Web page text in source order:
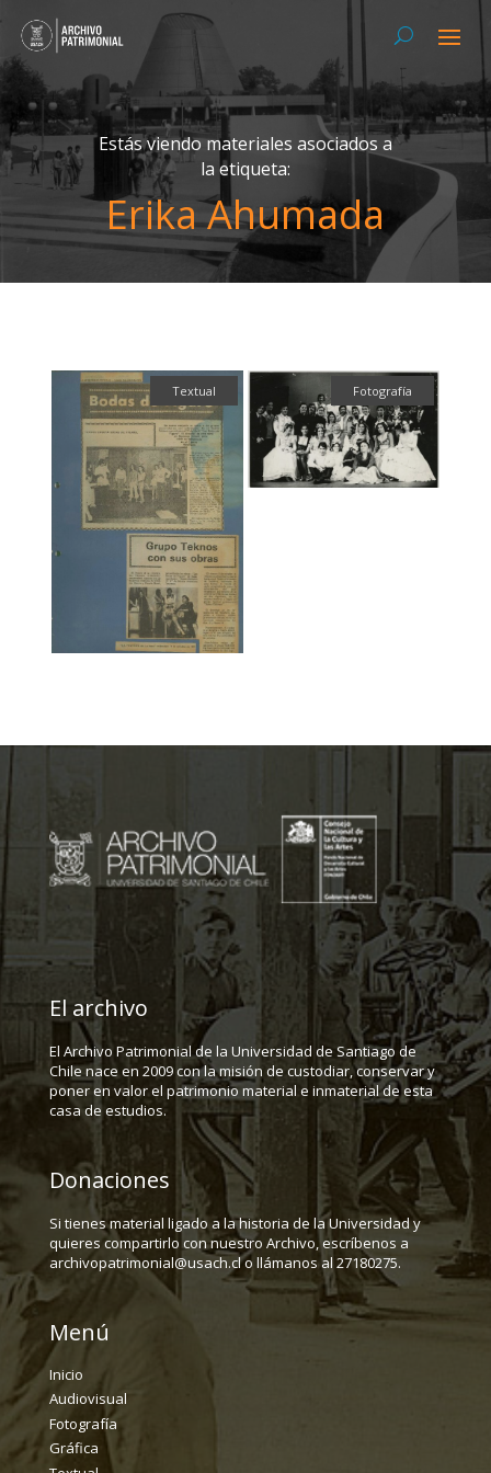
Estás viendo materiales asociados a
la etiqueta:
Erika Ahumada
Textual Fotografía
El archivo
El Archivo Patrimonial de la Universidad de Santiago de
Chile nace en 2009 con la misión de custodiar, conservar y
poner en valor el patrimonio material e inmaterial de esta
casa de estudios.
Donaciones
Si tienes material ligado a la historia de la Universidad y
quieres compartirlo con nuestro Archivo, escríbenos a
archivopatrimonial@usach.cl o llámanos al 27180275.
Menú
Inicio
Audiovisual
Fotografía
Gráfica